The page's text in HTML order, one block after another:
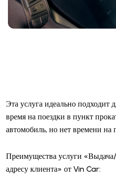
Эта услуга идеально подходит
время на поездки в пункт
автомобиль, но нет времени на
Преимущества услуги
адресу клиента» от Vin Car: